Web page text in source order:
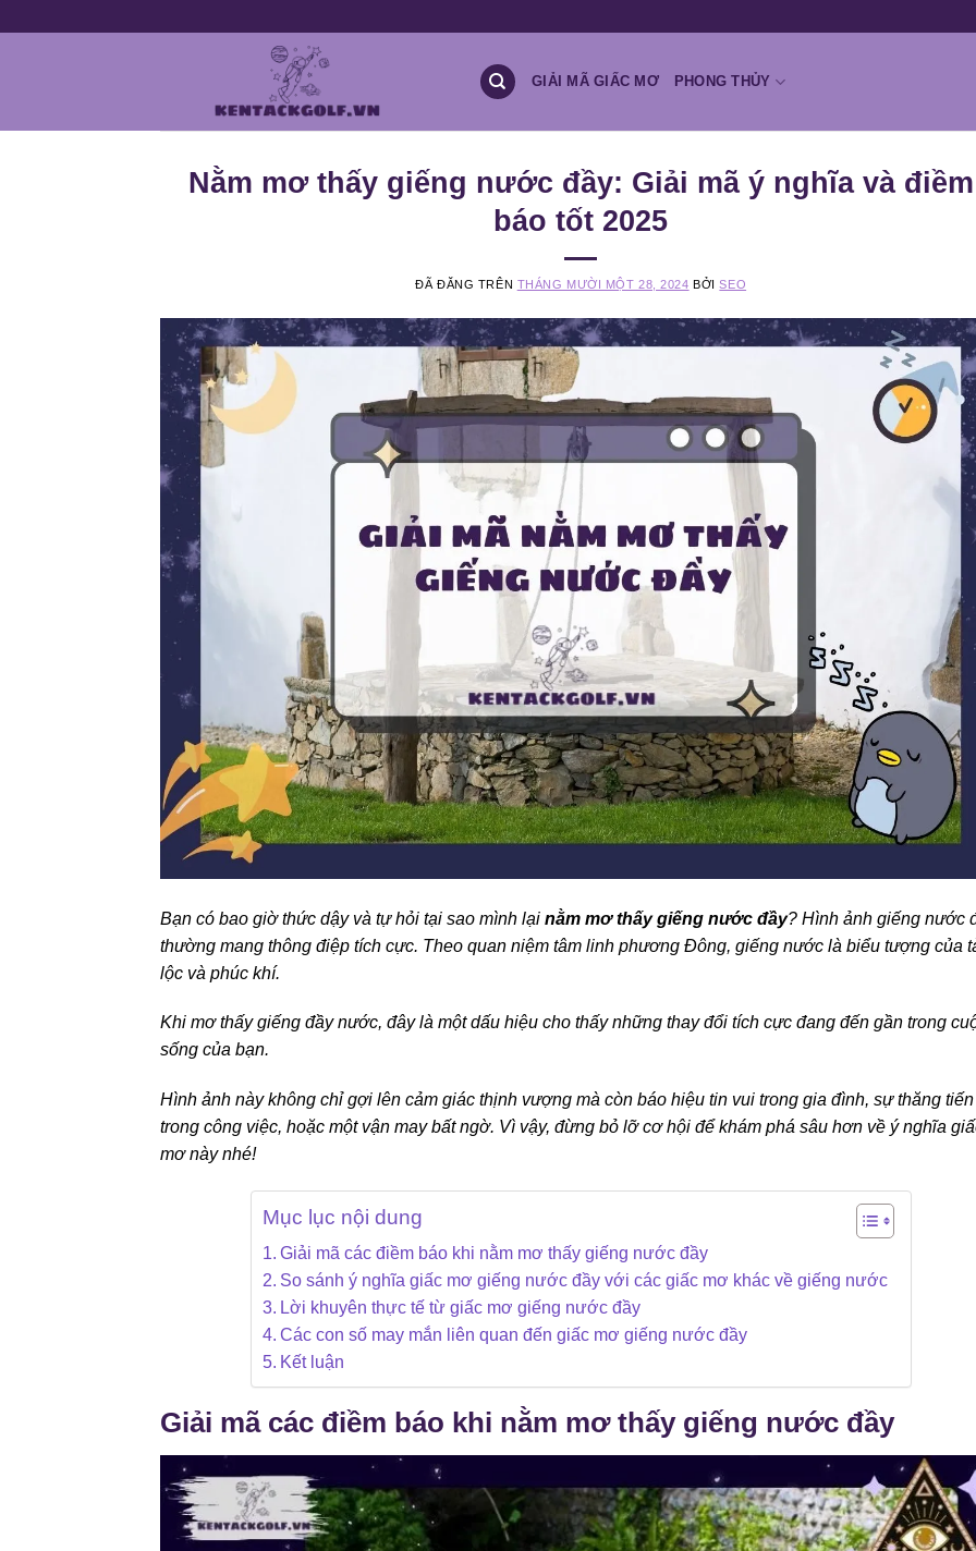
GIẢI MÃ GIẤC MƠ PHONG THỦY
Nằm mơ thấy giếng nước đầy: Giải mã ý nghĩa và điềm
báo tốt 2025
ĐÃ ĐĂNG TRÊN THÁNG MƯỜI MỘT 28, 2024 BỞISEO
Bạn có bao giờ thức dậy và tự hỏi tại sao mình lại nằm mơ thấy giếng nước đầy? Hình ảnh giếng nước
thường mang thông điệp tích cực. Theo quan niệm tâm linh phương Đông, giếng nước là biểu tượng của
lộc và phúc khí.
Khi mơ thấy giếng đầy nước, đây là một dấu hiệu cho thấy những thay đổi tích cực đang đến gần trong
sống của bạn.
Hình ảnh này không chỉ gợi lên cảm giác thịnh vượng mà còn báo hiệu tin vui trong gia đình, sự thăng tiến
trong công việc, hoặc một vận may bất ngờ. Vì vậy, đừng bỏ lỡ cơ hội để khám phá sâu hơn về ý nghĩa
mơ này nhé!
Mục lục nội dung
Giải mã các điềm báo khi nằm mơ thấy giếng nước đầy
So sánh ý nghĩa giấc mơ giếng nước đầy với các giấc mơ khác về giếng nước
Lời khuyên thực tế từ giấc mơ giếng nước đầy
Các con số may mắn liên quan đến giấc mơ giếng nước đầy
Kết luận
Giải mã các điềm báo khi nằm mơ thấy giếng nước đầy